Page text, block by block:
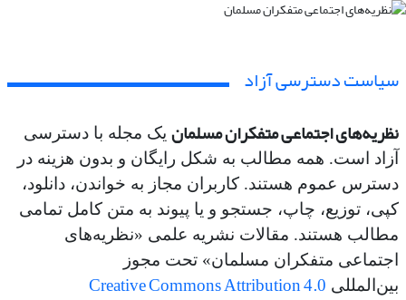
سیاست دسترسی آزاد
نظریه‌های اجتماعی متفکران مسلمان یک مجله با دسترسی
آزاد است. همه مطالب به شکل رایگان و بدون هزینه در
دسترس عموم هستند. کاربران مجاز به خواندن، دانلود،
کپی، توزیع، چاپ، جستجو و یا پیوند به متن کامل تمامی
مطالب هستند. مقالات نشریه علمی «نظریه‌های
اجتماعی متفکران مسلمان» تحت مجوز
بین‌المللی Creative Commons Attribution 4.0